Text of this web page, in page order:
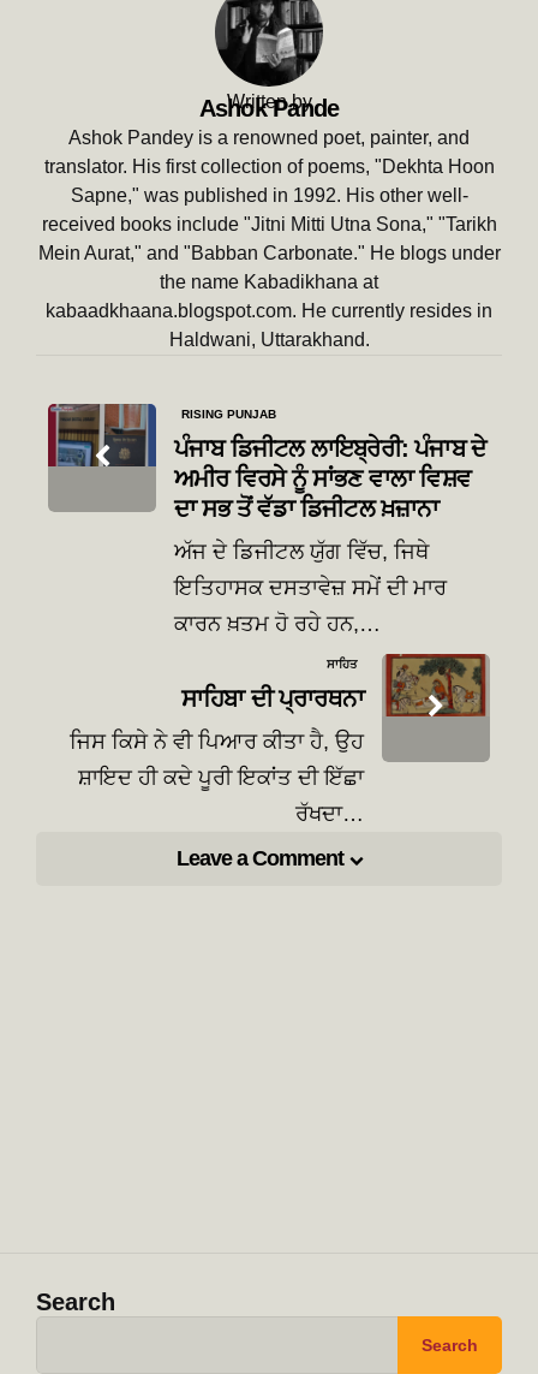
Written by
Ashok Pande
Ashok Pandey is a renowned poet, painter, and
translator. His first collection of poems, "Dekhta Hoon
Sapne," was published in 1992. His other well-
received books include "Jitni Mitti Utna Sona," "Tarikh
Mein Aurat," and "Babban Carbonate." He blogs under
the name Kabadikhana at
kabaadkhaana.blogspot.com. He currently resides in
Haldwani, Uttarakhand.
Post
navigation
RISING PUNJAB
ਪੰਜਾਬ ਡਿਜੀਟਲ ਲਾਇਬ੍ਰੇਰੀ: ਪੰਜਾਬ ਦੇ
ਅਮੀਰ ਵਿਰਸੇ ਨੂੰ ਸਾਂਭਣ ਵਾਲਾ ਵਿਸ਼ਵ
ਦਾ ਸਭ ਤੋਂ ਵੱਡਾ ਡਿਜੀਟਲ ਖ਼ਜ਼ਾਨਾ
ਅੱਜ ਦੇ ਡਿਜੀਟਲ ਯੁੱਗ ਵਿੱਚ, ਜਿਥੇ
ਇਤਿਹਾਸਕ ਦਸਤਾਵੇਜ਼ ਸਮੇਂ ਦੀ ਮਾਰ
ਕਾਰਨ ਖ਼ਤਮ ਹੋ ਰਹੇ ਹਨ,…
ਸਾਹਿਤ
ਸਾਹਿਬਾ ਦੀ ਪ੍ਰਾਰਥਨਾ
ਜਿਸ ਕਿਸੇ ਨੇ ਵੀ ਪਿਆਰ ਕੀਤਾ ਹੈ, ਉਹ
ਸ਼ਾਇਦ ਹੀ ਕਦੇ ਪੂਰੀ ਇਕਾਂਤ ਦੀ ਇੱਛਾ
ਰੱਖਦਾ…
Leave a Comment
Search
Search